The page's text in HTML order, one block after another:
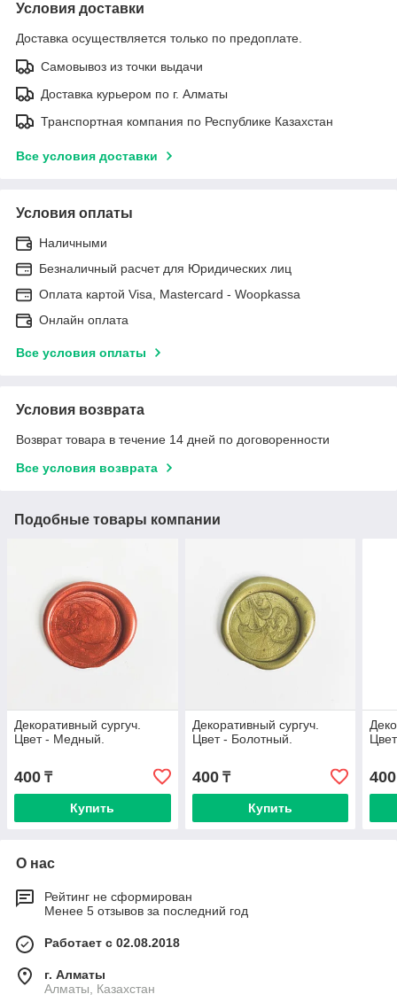
Условия доставки
Доставка осуществляется только по предоплате.
Самовывоз из точки выдачи
Доставка курьером по г. Алматы
Транспортная компания по Республике Казахстан
Все условия доставки
Условия оплаты
Наличными
Безналичный расчет для Юридических лиц
Оплата картой Visa, Mastercard - Woopkassa
Онлайн оплата
Все условия оплаты
Условия возврата
Возврат товара в течение 14 дней по договоренности
Все условия возврата
Подобные товары компании
Декоративный сургуч.
Цвет - Медный.
400 ₸
Купить
Декоративный сургуч.
Цвет - Болотный.
400₸
Купить
400
О нас
Рейтинг не сформирован
Менее 5 отзывов за последний год
Работает с 02.08.2018
г. Алматы
Алматы, Казахстан